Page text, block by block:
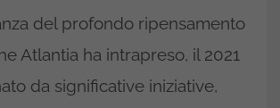
del profondo ripensamento
Atlantia ha intrapreso, il 2021
da significative iniziative,